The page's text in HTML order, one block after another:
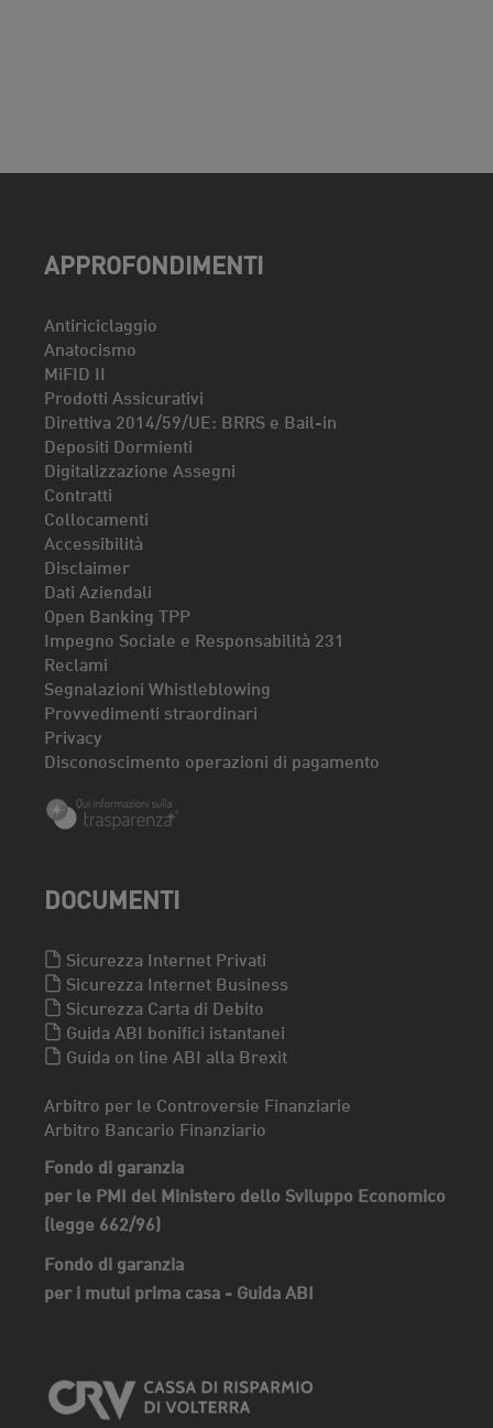
APPROFONDIMENTI
Antiriciclaggio
Anatocismo
MiFID II
Prodotti Assicurativi
Direttiva 2014/59/UE: BRRS e Bail-in
Depositi Dormienti
Digitalizzazione Assegni
Contratti
Collocamenti
Accessibilità
Disclaimer
Dati Aziendali
Open Banking TPP
Impegno Sociale e Responsabilità 231
Reclami
Segnalazioni Whistleblowing
Provvedimenti straordinari
Privacy
Disconoscimento operazioni di pagamento
DOCUMENTI
Sicurezza Internet Privati
Sicurezza Internet Business
Sicurezza Carta di Debito
Guida ABI bonifici istantanei
Guida on line ABI alla Brexit
Arbitro per le Controversie Finanziarie
Arbitro Bancario Finanziario
Fondo di garanzia
per le PMI del Ministero dello Sviluppo Economico
(legge 662/96)
Fondo di garanzia
per i mutui prima casa - Guida ABI